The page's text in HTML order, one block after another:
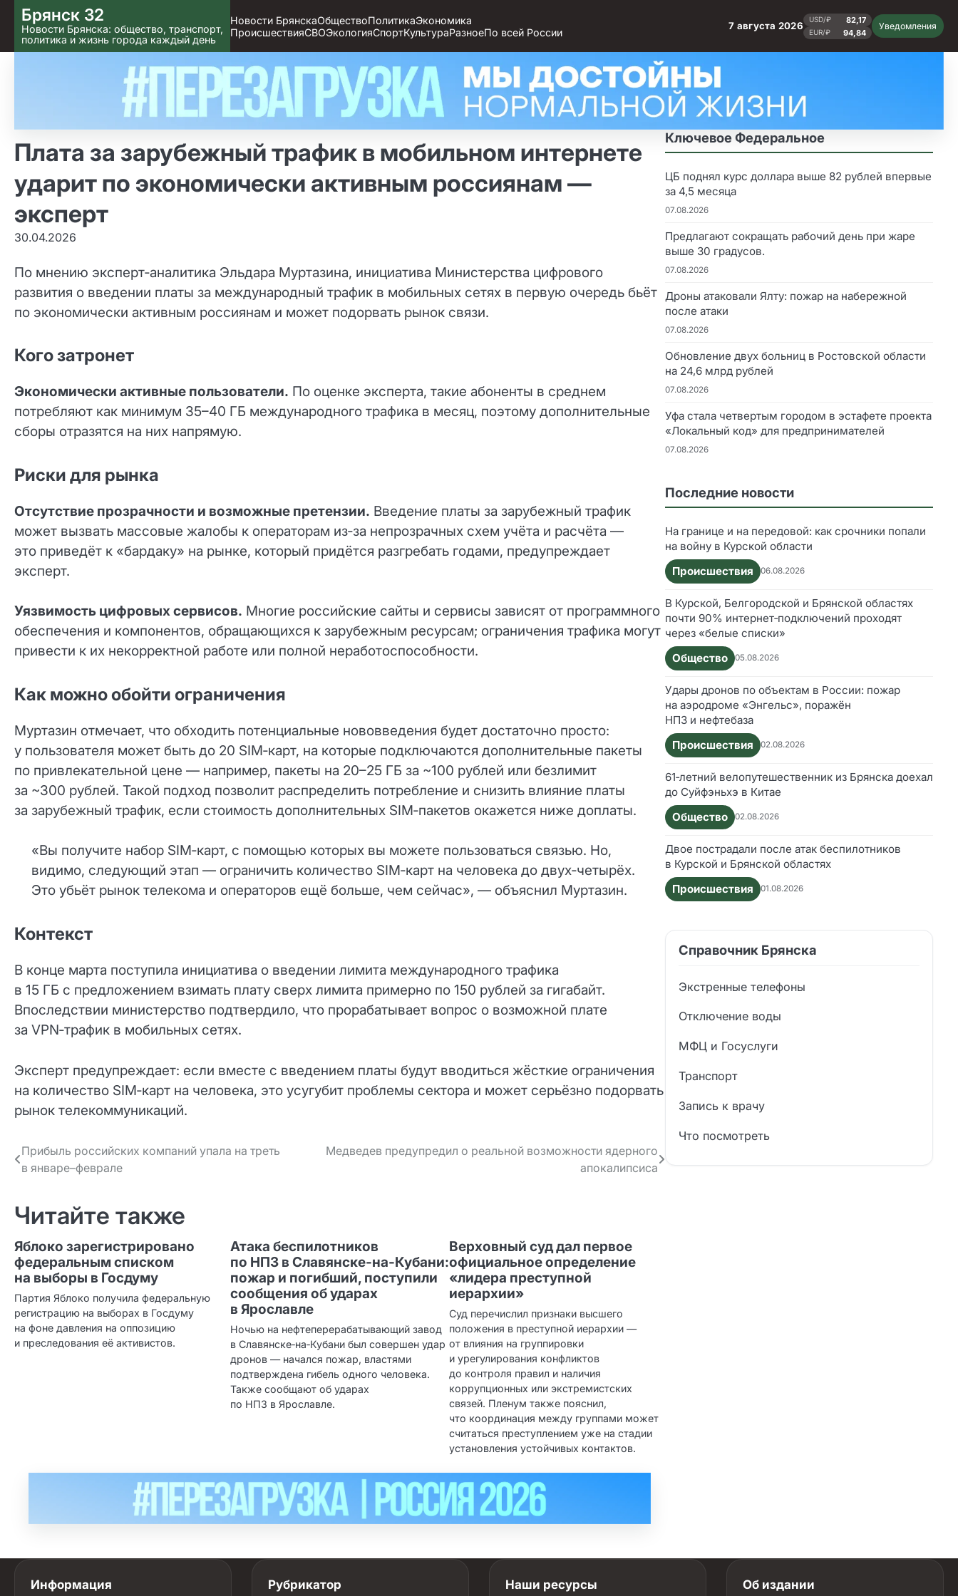
Skip
to content
Брянск 32
Новости Брянска: общество, транспорт,
политика и жизнь города каждый день
Новости БрянскаОбществоПолитикаЭкономика
ПроисшествияСВОЭкологияСпортКультураРазноеПо всей России
7 августа 2026
USD/₽ 82,17
EUR/₽ 94,84
Уведомления
Плата за зарубежный трафик в мобильном интернете
ударит по экономически активным россиянам —
эксперт
30.04.2026
По мнению эксперт‑аналитика Эльдара Муртазина, инициатива Министерства цифрового
развития о введении платы за международный трафик в мобильных сетях в первую очередь бьёт
по экономически активным россиянам и может подорвать рынок связи.
Кого затронет
Экономически активные пользователи. По оценке эксперта, такие абоненты в среднем
потребляют как минимум 35–40 ГБ международного трафика в месяц, поэтому дополнительные
сборы отразятся на них напрямую.
Риски для рынка
Отсутствие прозрачности и возможные претензии. Введение платы за зарубежный трафик
может вызвать массовые жалобы к операторам из‑за непрозрачных схем учёта и расчёта —
это приведёт к «бардаку» на рынке, который придётся разгребать годами, предупреждает
эксперт.
Уязвимость цифровых сервисов. Многие российские сайты и сервисы зависят от программного
обеспечения и компонентов, обращающихся к зарубежным ресурсам; ограничения трафика могут
привести к их некорректной работе или полной неработоспособности.
Как можно обойти ограничения
Муртазин отмечает, что обходить потенциальные нововведения будет достаточно просто:
у пользователя может быть до 20 SIM‑карт, на которые подключаются дополнительные пакеты
по привлекательной цене — например, пакеты на 20–25 ГБ за ~100 рублей или безлимит
за ~300 рублей. Такой подход позволит распределить потребление и снизить влияние платы
за зарубежный трафик, если стоимость дополнительных SIM‑пакетов окажется ниже доплаты.
«Вы получите набор SIM‑карт, с помощью которых вы можете пользоваться связью. Но,
видимо, следующий этап — ограничить количество SIM‑карт на человека до двух‑четырёх.
Это убьёт рынок телекома и операторов ещё больше, чем сейчас», — объяснил Муртазин.
Контекст
В конце марта поступила инициатива о введении лимита международного трафика
в 15 ГБ с предложением взимать плату сверх лимита примерно по 150 рублей за гигабайт.
Впоследствии министерство подтвердило, что прорабатывает вопрос о возможной плате
за VPN‑трафик в мобильных сетях.
Эксперт предупреждает: если вместе с введением платы будут вводиться жёсткие ограничения
на количество SIM‑карт на человека, это усугубит проблемы сектора и может серьёзно подорвать
рынок телекоммуникаций.
Навигация
по записям
Прибыль российских компаний упала на треть
в январе–феврале
Медведев предупредил о реальной возможности ядерного
апокалипсиса
Читайте также
Яблоко зарегистрировано
федеральным списком
на выборы в Госдуму
Партия Яблоко получила федеральную
регистрацию на выборах в Госдуму
на фоне давления на оппозицию
и преследования её активистов.
Атака беспилотников
по НПЗ в Славянске‑на‑Кубани:
пожар и погибший, поступили
сообщения об ударах
в Ярославле
Ночью на нефтеперерабатывающий завод
в Славянске‑на‑Кубани был совершен удар
дронов — начался пожар, властями
подтверждена гибель одного человека.
Также сообщают об ударах
по НПЗ в Ярославле.
Верховный суд дал первое
официальное определение
«лидера преступной
иерархии»
Суд перечислил признаки высшего
положения в преступной иерархии —
от влияния на группировки
и урегулирования конфликтов
до контроля правил и наличия
коррупционных или экстремистских
связей. Пленум также пояснил,
что координация между группами может
считаться преступлением уже на стадии
установления устойчивых контактов.
Ключевое Федеральное
ЦБ поднял курс доллара выше 82 рублей впервые
за 4,5 месяца
07.08.2026
Предлагают сокращать рабочий день при жаре
выше 30 градусов.
07.08.2026
Дроны атаковали Ялту: пожар на набережной
после атаки
07.08.2026
Обновление двух больниц в Ростовской области
на 24,6 млрд рублей
07.08.2026
Уфа стала четвертым городом в эстафете проекта
«Локальный код» для предпринимателей
07.08.2026
Последние новости
На границе и на передовой: как срочники попали
на войну в Курской области
Происшествия
06.08.2026
В Курской, Белгородской и Брянской областях
почти 90% интернет‑подключений проходят
через «белые списки»
Общество
05.08.2026
Удары дронов по объектам в России: пожар
на аэродроме «Энгельс», поражён
НПЗ и нефтебаза
Происшествия
02.08.2026
61‑летний велопутешественник из Брянска доехал
до Суйфэньхэ в Китае
Общество
02.08.2026
Двое пострадали после атак беспилотников
в Курской и Брянской областях
Происшествия
01.08.2026
Справочник Брянска
Экстренные телефоны
Отключение воды
МФЦ и Госуслуги
Транспорт
Запись к врачу
Что посмотреть
Информация Рубрикатор Наши ресурсы Об издании